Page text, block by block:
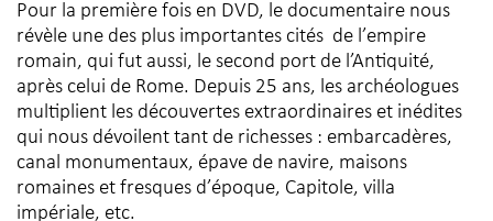
Pour la première fois en DVD, le documentaire nous
révèle une des plus importantes cités de l’empire
romain, qui fut aussi, le second port de l’Antiquité,
après celui de Rome. Depuis 25 ans, les archéologues
multiplient les découvertes extraordinaires et inédites
qui nous dévoilent tant de richesses : embarcadères,
canal monumentaux, épave de navire, maisons
romaines et fresques d’époque, Capitole, villa
impériale, etc.